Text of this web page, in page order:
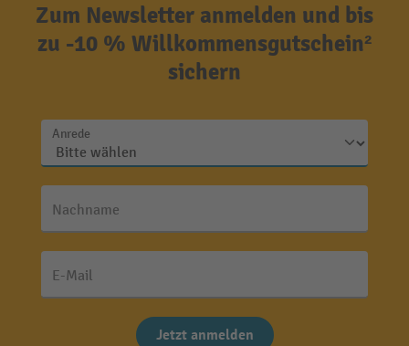
Zum Newsletter anmelden und bis
zu -10 % Willkommensgutschein²
sichern
Anrede
Nachname
E-Mail
Jetzt anmelden